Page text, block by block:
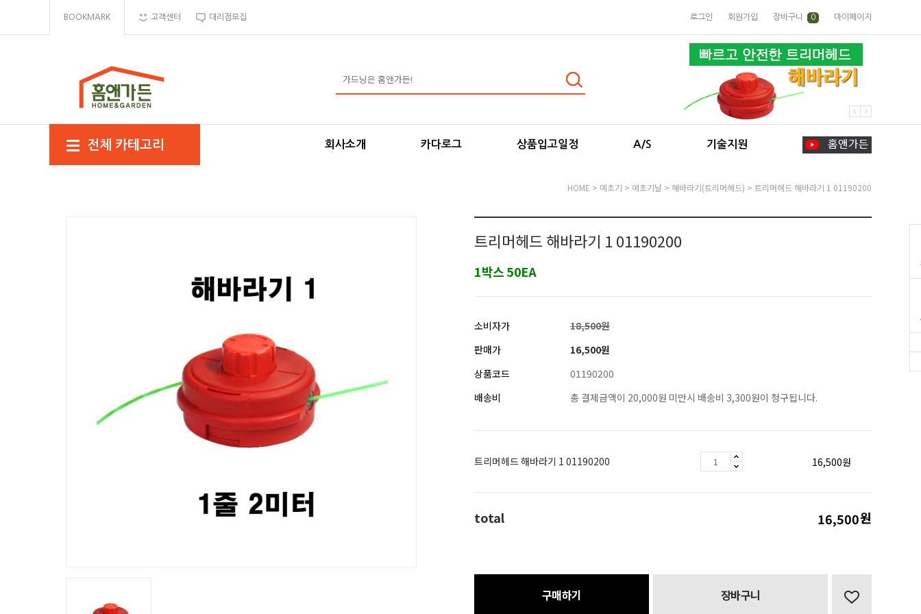
BOOKMARK 고객센터 대리점모집 로그인 회원가입 장바구니 0 마이페이지
전체 카테고리 회사소개 카다로그 상품입고일정 A/S 기술지원
HOME > 예초기 > 예초기날 > 해바라기(트리머헤드) > 트리머헤드 해바라기 1 01190200
트리머헤드 해바라기 1 01190200
1박스 50EA
소비자가
18,500원
판매가
16,500원
상품코드
01190200
배송비
총 결제금액이 20,000원 미만시 배송비 3,300원이 청구됩니다.
트리머헤드 해바라기 1 01190200 16,500원
total 16,500원
구매하기 장바구니